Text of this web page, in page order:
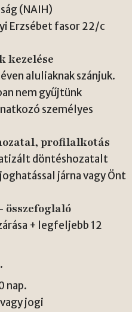
(NAIH)
Erzsébet fasor 22/c
kezelése
aluliaknak szánjuk.
nem gyűjtünk
személyes
profilalkotás
döntéshozatalt
járna vagy Önt
összefoglaló
+ legfeljebb 12
nap.
jogi